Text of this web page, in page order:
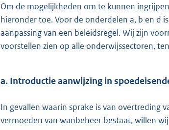
Om de mogelijkheden om te kunnen
hieronder toe. Voor de onderdelen a, b en d
aanpassing van een beleidsregel. Wij zijn
voorstellen zien op alle onderwijssectoren,
a. Introductie aanwijzing in
In gevallen waarin sprake is van overtreding
vermoeden van wanbeheer bestaat, willen